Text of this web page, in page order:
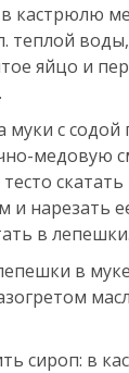
кастрюлю
теплой
яйцо и
муки с содой
медовую
скатать
и нарезать
в лепешки.
в
сироп: в